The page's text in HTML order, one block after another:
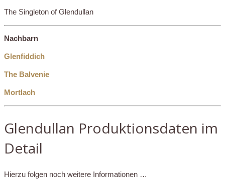
The Singleton of Glendullan
Nachbarn
Glenfiddich
The Balvenie
Mortlach
Glendullan Produktionsdaten im
Detail
Hierzu folgen noch weitere Informationen …